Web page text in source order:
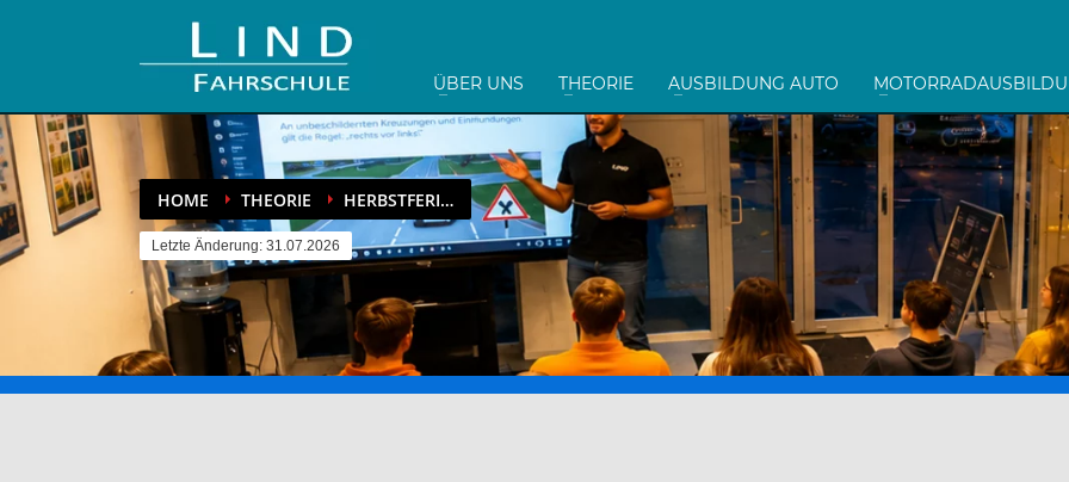
ÜBER UNS THEORIE AUSBILDUNG AUTO
HOME THEORIE HERBSTFERI…
Letzte Änderung: 31.07.2026